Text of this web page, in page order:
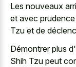
Les nouveaux
et avec
Tzu et de
Démontrer plus
Shih Tzu peut